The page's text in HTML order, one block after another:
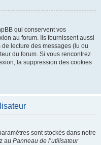
qui conservent vos
au forum. Ils fournissent aussi
lecture des messages (lu ou
du forum. Si vous rencontrez
la suppression des cookies
sont stockés dans notre
au Panneau de l’utilisateur